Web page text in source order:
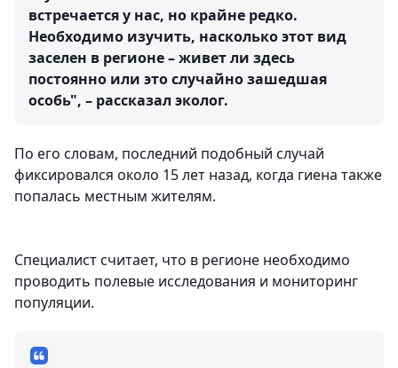
встречается у нас, но крайне редко.
Необходимо изучить, насколько этот вид
заселен в регионе – живет ли здесь
постоянно или это случайно зашедшая
особь", – рассказал эколог.
По его словам, последний подобный случай
фиксировался около 15 лет назад, когда гиена также
попалась местным жителям.
Специалист считает, что в регионе необходимо
проводить полевые исследования и мониторинг
популяции.